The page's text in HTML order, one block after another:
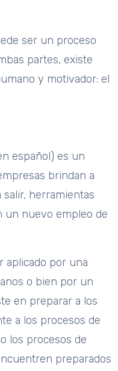
ser un proceso
partes, existe
y motivador: el
español) es un
brindan a
herramientas
un nuevo empleo de
aplicado por una
o bien por un
en preparar a los
a los procesos de
los procesos de
preparados